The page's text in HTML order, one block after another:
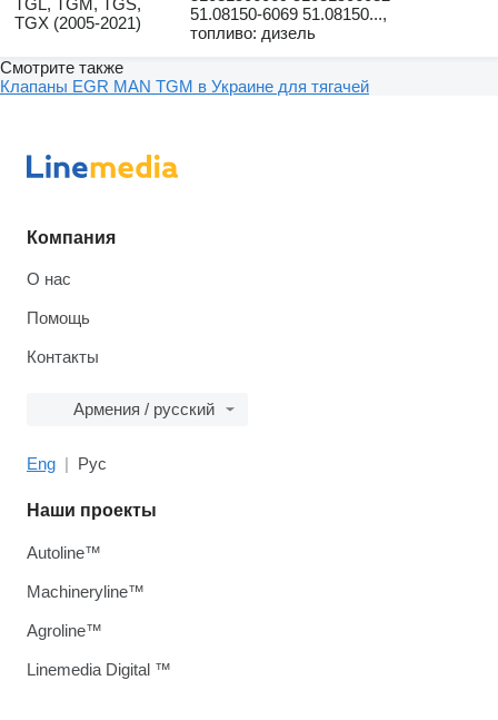
TGX (2005-2021)
51.08150-6069 51.08150...,
топливо: дизель
Смотрите также
Клапаны EGR MAN TGM в Украине для тягачей
Компания
О нас
Помощь
Контакты
Армения / русский
Eng Рус
Наши проекты
Autoline™
Machineryline™
Agroline™
Linemedia Digital ™